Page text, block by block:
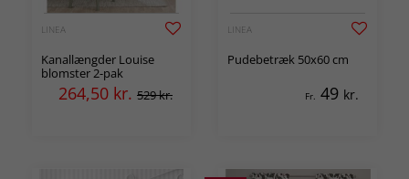
LINEA
Kanallængder Louise
blomster 2-pak
264,50 kr. 529 kr.
LINEA
Pudebetræk 50x60 cm
Fr. 49 kr.